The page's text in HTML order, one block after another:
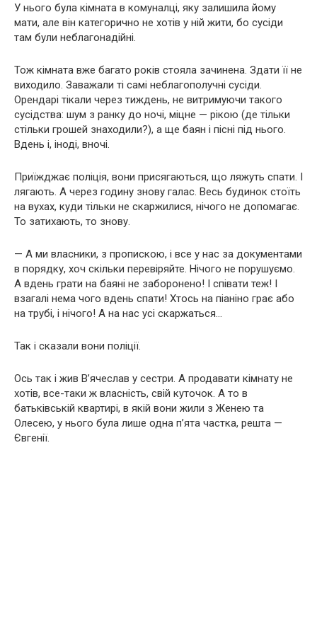
У нього була кімната в комуналці, яку залишила йому
мати, але він категорично не хотів у ній жити, бо сусіди
там були неблагонадійні.
Тож кімната вже багато років стояла зачинена. Здати її не
виходило. Заважали ті самі неблагополучні сусіди.
Орендарі тікали через тиждень, не витримуючи такого
сусідства: шум з ранку до ночі, міцне — рікою (де тільки
стільки грошей знаходили?), а ще баян і пісні під нього.
Вдень і, іноді, вночі.
Приїжджає поліція, вони присягаються, що ляжуть спати. І
лягають. А через годину знову галас. Весь будинок стоїть
на вухах, куди тільки не скаржилися, нічого не допомагає.
То затихають, то знову.
— А ми власники, з пропискою, і все у нас за документами
в порядку, хоч скільки перевіряйте. Нічого не порушуємо.
А вдень грати на баяні не заборонено! І співати теж! І
взагалі нема чого вдень спати! Хтось на піаніно грає або
на трубі, і нічого! А на нас усі скаржаться…
Так і сказали вони поліції.
Ось так і жив В’ячеслав у сестри. А продавати кімнату не
хотів, все-таки ж власність, свій куточок. А то в
батьківській квартирі, в якій вони жили з Женею та
Олесею, у нього була лише одна п’ята частка, решта —
Євгенії.